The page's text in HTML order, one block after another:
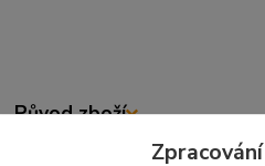
Původ zboží